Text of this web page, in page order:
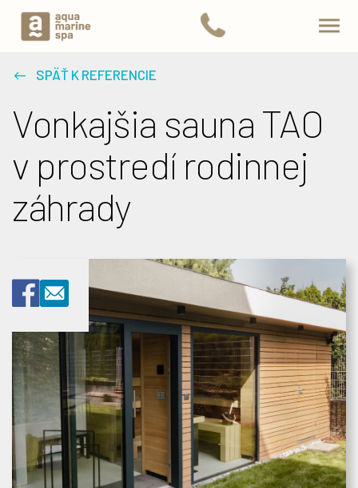
SPÄŤ K REFERENCIE
Vonkajšia sauna TAO
v prostredí rodinnej
záhrady